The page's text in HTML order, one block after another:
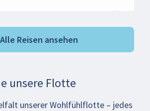
Alle Reisen ansehen
unsere Flotte
unserer Wohlfühlflotte – jedes